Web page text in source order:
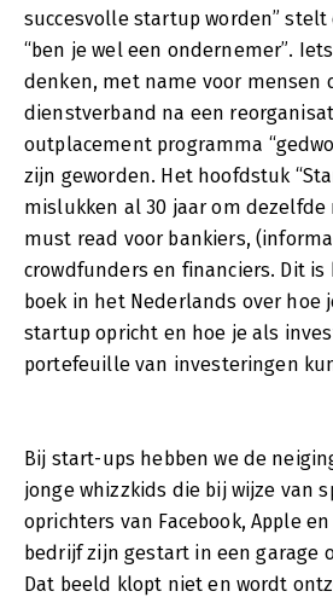
succesvolle startup worden” stelt
“ben je wel een ondernemer”.
denken, met name voor mensen
dienstverband na een
outplacement programma
zijn geworden. Het hoofdstuk
mislukken al 30 jaar om dezelfde
must read voor bankiers,
crowdfunders en financiers. Dit is
boek in het Nederlands over hoe
startup opricht en hoe je als
portefeuille van investeringen
Bij start-ups hebben we de
jonge whizzkids die bij wijze van
oprichters van Facebook, Apple
bedrijf zijn gestart in een garage
Dat beeld klopt niet en wordt